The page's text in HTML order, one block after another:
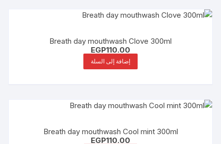
Breath day mouthwash Clove 300ml
EGP110.00
إضافة إلى السلة
Breath day mouthwash Cool mint 300ml
EGP110.00